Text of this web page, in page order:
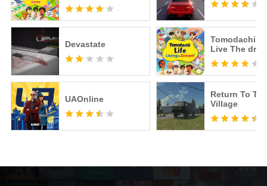
Devastate
UAOnline
Tomodachi
Live The
Return To
Village